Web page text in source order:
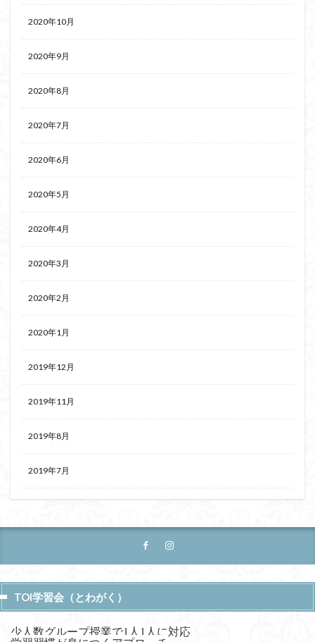
2020年10月
2020年9月
2020年8月
2020年7月
2020年6月
2020年5月
2020年4月
2020年3月
2020年2月
2020年1月
2019年12月
2019年11月
2019年8月
2019年7月
TOI学習会（とわがく）
少人数グループ授業で1人1人に対応